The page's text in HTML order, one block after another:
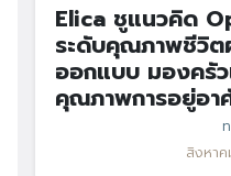
Elica ชูแนวคิด
ระดับคุณภาพชีวิต
ออกแบบ มองครั
คุณภาพการอยู่อา
สิงหา